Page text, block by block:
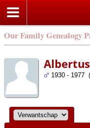
Our Family Genealogy
1930 - 1977